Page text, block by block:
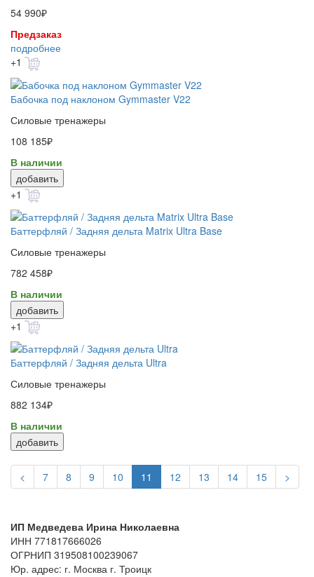
54 990₽
Предзаказ
подробнее
+1
Бабочка под наклоном Gymmaster V22
Силовые тренажеры
108 185₽
В наличии
добавить
+1
Баттерфляй / Задняя дельта Matrix Ultra Base
Силовые тренажеры
782 458₽
В наличии
добавить
+1
Баттерфляй / Задняя дельта Ultra
Силовые тренажеры
882 134₽
В наличии
добавить
< 7 8 9 10 11 12 13 14 15 >
ИП Медведева Ирина Николаевна
ИНН 771817666026
ОГРНИП 319508100239067
Юр. адрес: г. Москва г. Троицк